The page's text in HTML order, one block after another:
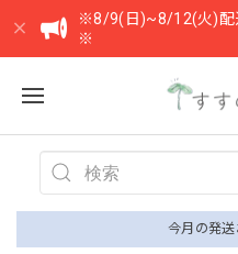
※8/9(日)~8/12(火)配
※
今月の発